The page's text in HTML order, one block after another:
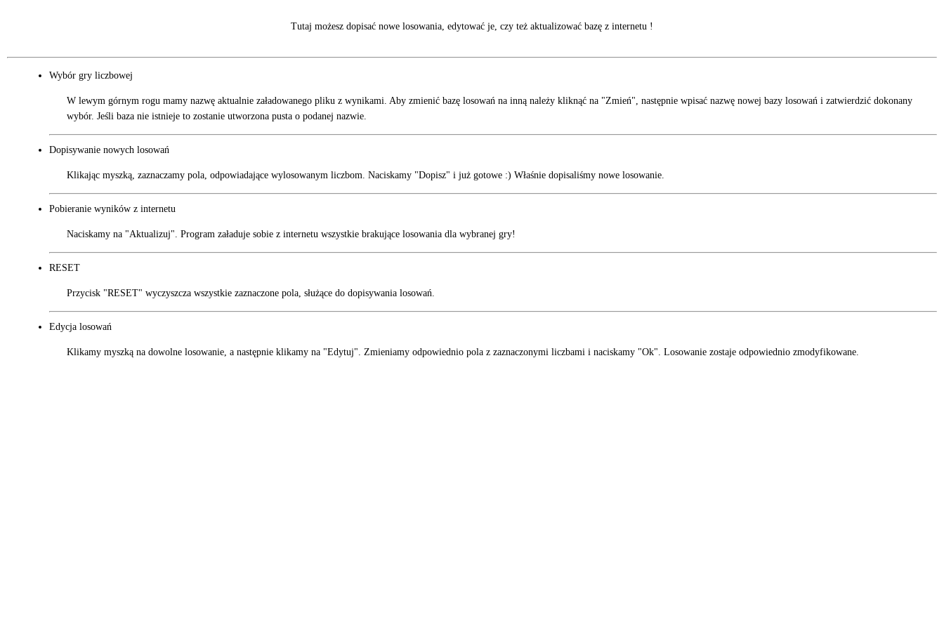
Tutaj możesz dopisać nowe losowania, edytować je, czy też aktualizować bazę z internetu !
Wybór gry liczbowej
W lewym górnym rogu mamy nazwę aktualnie załadowanego pliku z wynikami. Aby zmienić bazę losowań na inną należy kliknąć na "Zmień", następnie wpisać nazwę nowej bazy losowań i zatwierdzić dokonany
wybór. Jeśli baza nie istnieje to zostanie utworzona pusta o podanej nazwie.
Dopisywanie nowych losowań
Klikając myszką, zaznaczamy pola, odpowiadające wylosowanym liczbom. Naciskamy "Dopisz" i już gotowe :) Właśnie dopisaliśmy nowe losowanie.
Pobieranie wyników z internetu
Naciskamy na "Aktualizuj". Program załaduje sobie z internetu wszystkie brakujące losowania dla wybranej gry!
RESET
Przycisk "RESET" wyczyszcza wszystkie zaznaczone pola, służące do dopisywania losowań.
Edycja losowań
Klikamy myszką na dowolne losowanie, a następnie klikamy na "Edytuj". Zmieniamy odpowiednio pola z zaznaczonymi liczbami i naciskamy "Ok". Losowanie zostaje odpowiednio zmodyfikowane.